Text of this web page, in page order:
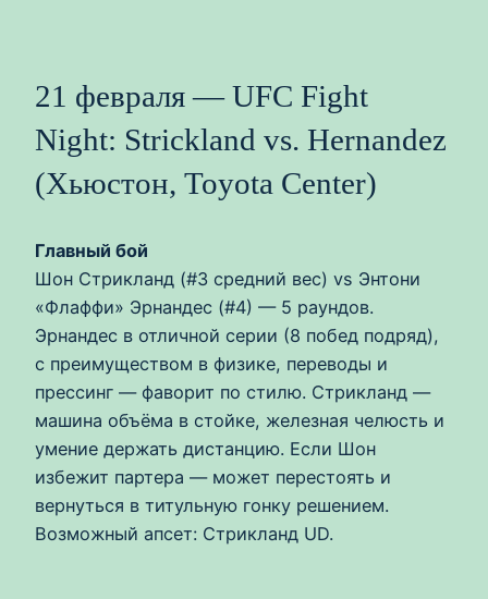
21 февраля — UFC Fight
Night: Strickland vs. Hernandez
(Хьюстон, Toyota Center)
Главный бой
Шон Стрикланд (#3 средний вес) vs Энтони
«Флаффи» Эрнандес (#4) — 5 раундов.
Эрнандес в отличной серии (8 побед подряд),
с преимуществом в физике, переводы и
прессинг — фаворит по стилю. Стрикланд —
машина объёма в стойке, железная челюсть и
умение держать дистанцию. Если Шон
избежит партера — может перестоять и
вернуться в титульную гонку решением.
Возможный апсет: Стрикланд UD.